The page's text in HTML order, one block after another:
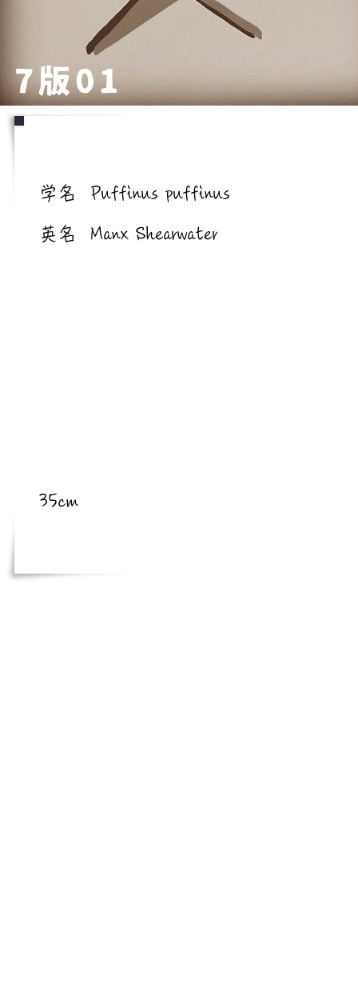
7版01
学名 Puffinus puffinus
英名 Manx Shearwater
35cm